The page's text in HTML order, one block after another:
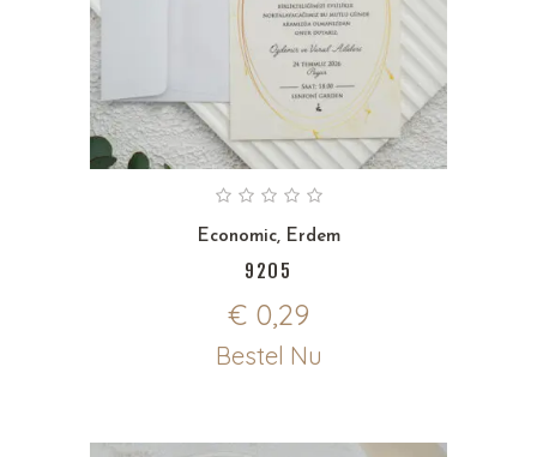
Economic, Erdem
9205
€ 0,29
Bestel Nu